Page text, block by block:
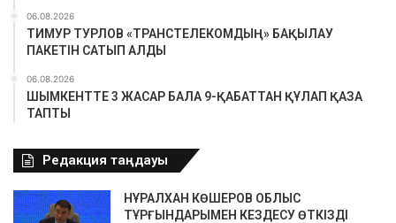
06.08.2026
ТИМУР ТУРЛОВ «ТРАНСТЕЛЕКОМДЫҢ» БАҚЫЛАУ
ПАКЕТІН САТЫП АЛДЫ
06.08.2026
ШЫМКЕНТТЕ 3 ЖАСАР БАЛА 9-ҚАБАТТАН ҚҰЛАП ҚАЗА
ТАПТЫ
Редакция таңдауы
НҰРАЛХАН КӨШЕРОВ ОБЛЫС
ТҰРҒЫНДАРЫМЕН КЕЗДЕСУ ӨТКІЗДІ